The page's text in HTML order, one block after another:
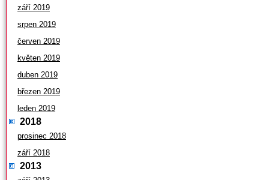
září 2019
srpen 2019
červen 2019
květen 2019
duben 2019
březen 2019
leden 2019
2018
prosinec 2018
září 2018
2013